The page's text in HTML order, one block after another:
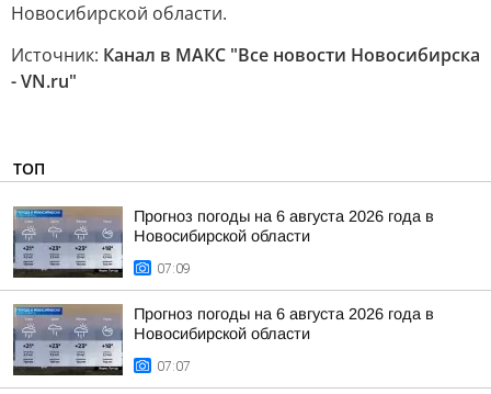
Новосибирской области.
Источник: Канал в МАКС "Все новости Новосибирска
- VN.ru"
ТОП
Прогноз погоды на 6 августа 2026 года в
Новосибирской области
07:09
Прогноз погоды на 6 августа 2026 года в
Новосибирской области
07:07